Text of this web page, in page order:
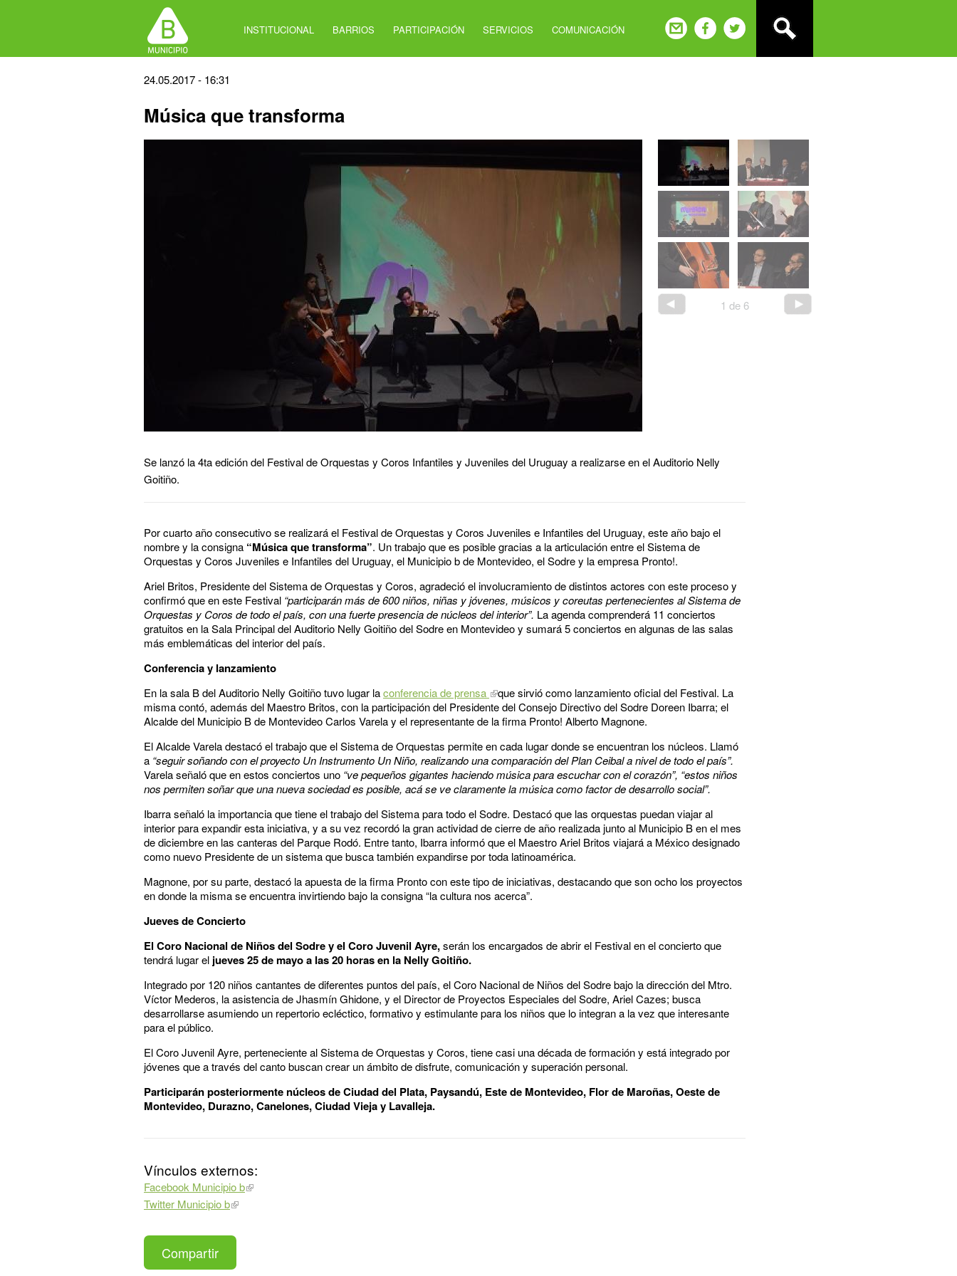
INSTITUCIONAL BARRIOS PARTICIPACIÓN SERVICIOS COMUNICACIÓN
Back
top
24.05.2017 - 16:31
Música que transforma
1 de 6
Se lanzó la 4ta edición del Festival de Orquestas y Coros Infantiles y Juveniles del Uruguay a realizarse en el Auditorio Nelly
Goitiño.
Por cuarto año consecutivo se realizará el Festival de Orquestas y Coros Juveniles e Infantiles del Uruguay, este año bajo el
nombre y la consigna “Música que transforma”. Un trabajo que es posible gracias a la articulación entre el Sistema de
Orquestas y Coros Juveniles e Infantiles del Uruguay, el Municipio b de Montevideo, el Sodre y la empresa Pronto!.
Ariel Britos, Presidente del Sistema de Orquestas y Coros, agradeció el involucramiento de distintos actores con este proceso y
confirmó que en este Festival “participarán más de 600 niños, niñas y jóvenes, músicos y coreutas pertenecientes al Sistema de
Orquestas y Coros de todo el país, con una fuerte presencia de núcleos del interior”. La agenda comprenderá 11 conciertos
gratuitos en la Sala Principal del Auditorio Nelly Goitiño del Sodre en Montevideo y sumará 5 conciertos en algunas de las salas
más emblemáticas del interior del país.
Conferencia y lanzamiento
En la sala B del Auditorio Nelly Goitiño tuvo lugar laconferencia de prensa
que sirvió como lanzamiento oficial del Festival. La
misma contó, además del Maestro Britos, con la participación del Presidente del Consejo Directivo del Sodre Doreen Ibarra; el
Alcalde del Municipio B de Montevideo Carlos Varela y el representante de la firma Pronto! Alberto Magnone.
El Alcalde Varela destacó el trabajo que el Sistema de Orquestas permite en cada lugar donde se encuentran los núcleos. Llamó
a “seguir soñando con el proyecto Un Instrumento Un Niño, realizando una comparación del Plan Ceibal a nivel de todo el país”.
Varela señaló que en estos conciertos uno “ve pequeños gigantes haciendo música para escuchar con el corazón”, “estos niños
nos permiten soñar que una nueva sociedad es posible, acá se ve claramente la música como factor de desarrollo social”.
Ibarra señaló la importancia que tiene el trabajo del Sistema para todo el Sodre. Destacó que las orquestas puedan viajar al
interior para expandir esta iniciativa, y a su vez recordó la gran actividad de cierre de año realizada junto al Municipio B en el mes
de diciembre en las canteras del Parque Rodó. Entre tanto, Ibarra informó que el Maestro Ariel Britos viajará a México designado
como nuevo Presidente de un sistema que busca también expandirse por toda latinoamérica.
Magnone, por su parte, destacó la apuesta de la firma Pronto con este tipo de iniciativas, destacando que son ocho los proyectos
en donde la misma se encuentra invirtiendo bajo la consigna “la cultura nos acerca”.
Jueves de Concierto
El Coro Nacional de Niños del Sodre y el Coro Juvenil Ayre,serán los encargados de abrir el Festival en el concierto que
tendrá lugar el jueves 25 de mayo a las 20 horas en la Nelly Goitiño.
Integrado por 120 niños cantantes de diferentes puntos del país, el Coro Nacional de Niños del Sodre bajo la dirección del Mtro.
Víctor Mederos, la asistencia de Jhasmín Ghidone, y el Director de Proyectos Especiales del Sodre, Ariel Cazes; busca
desarrollarse asumiendo un repertorio ecléctico, formativo y estimulante para los niños que lo integran a la vez que interesante
para el público.
El Coro Juvenil Ayre, perteneciente al Sistema de Orquestas y Coros, tiene casi una década de formación y está integrado por
jóvenes que a través del canto buscan crear un ámbito de disfrute, comunicación y superación personal.
Participarán posteriormente núcleos de Ciudad del Plata, Paysandú, Este de Montevideo, Flor de Maroñas, Oeste de
Montevideo, Durazno, Canelones, Ciudad Vieja y Lavalleja.
Vínculos externos:
Facebook Municipio b
Twitter Municipio b
Compartir